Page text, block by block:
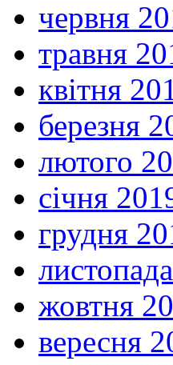
червня
травня
квітня
березня
лютого
січня
грудня
жовтня
вересня